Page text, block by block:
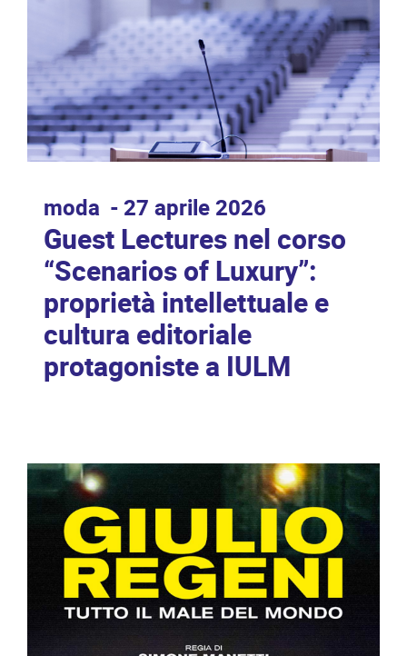
moda 27 aprile 2026
Guest Lectures nel corso
“Scenarios of Luxury”:
proprietà intellettuale e
cultura editoriale
protagoniste a IULM